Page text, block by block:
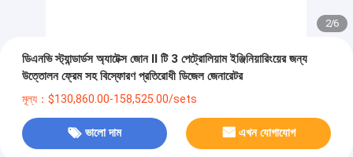
2/6
ডিএনভি স্ট্যান্ডার্ডস অ্যাটেক্স জোন II টি 3 পেট্রোলিয়াম ইঞ্জিনিয়ারিংয়ের জন্য
উত্তোলন ফ্রেম সহ বিস্ফোরণ প্রতিরোধী ডিজেল জেনারেটর
মূল্য：$130,860.00-158,525.00/sets
ভালো দাম এখন যোগাযোগ